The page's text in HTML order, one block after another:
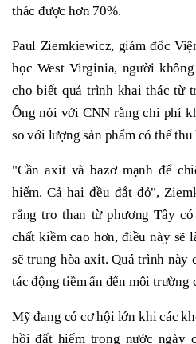
thác được hơn 70%.
Paul Ziemkiewicz, giám đốc
học West Virginia, người
cho biết quá trình khai thác từ
Ông nói với CNN rằng chi phí
so với lượng sản phẩm có thể
"Cần axit và bazơ mạnh để
hiếm. Cả hai đều đắt đỏ",
rằng tro than từ phương Tây
chất kiềm cao hơn, điều này sẽ
sẽ trung hòa axit. Quá trình này
tác động tiềm ẩn đến môi trường
Mỹ đang có cơ hội lớn khi các
hồi đất hiếm trong nước ngày